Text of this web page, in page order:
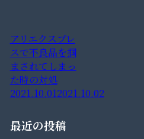
アリエクスプレ
スで不良品を掴
まされてしまっ
た時の対処
2021.10.012021.10.02
最近の投稿